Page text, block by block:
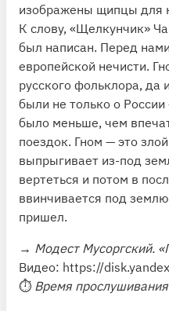
изображены щипцы для
К слову, «Щелкунчик»
был написан. Перед
европейской нечисти.
русского фольклора, да
были не только о
было меньше, чем
поездок. Гном — это
выпрыгивает из-под
вертеться и потом в
ввинчивается под
пришел.
→ Модест Мусоргский.
Видео: https://
⏱ Время